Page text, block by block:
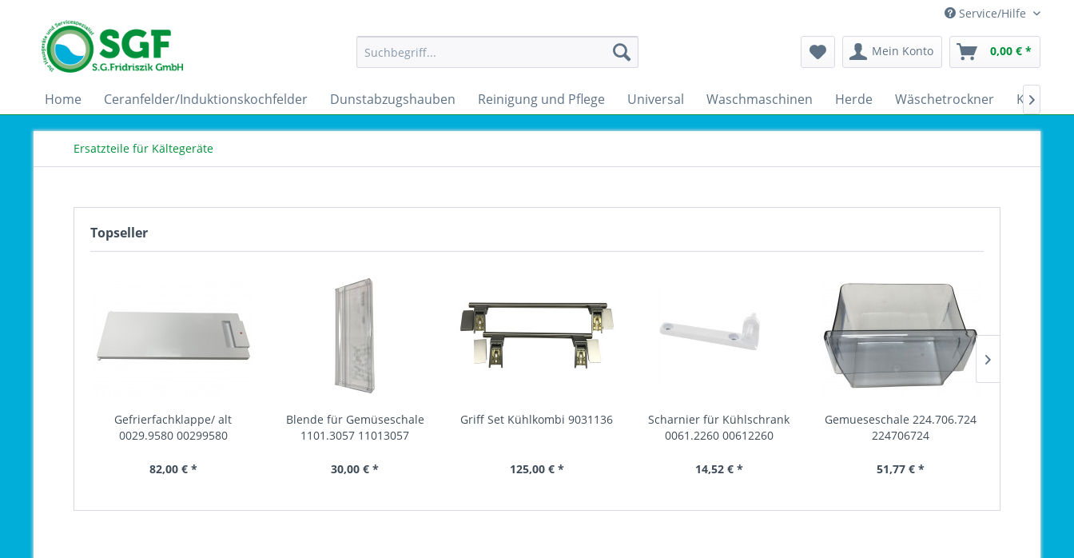
Service/Hilfe
Mein Konto 0,00 € *
Home Ceranfelder/Induktionskochfelder Dunstabzugshauben Reinigung und Pflege Universal Waschmaschinen Herde Wäschetrockner 
Ersatzteile für Kältegeräte
Topseller
Gefrierfachklappe/ alt
0029.9580 00299580
82,00 € *
Blende für Gemüseschale
1101.3057 11013057
30,00 € *
Griff Set Kühlkombi 9031136
125,00 € *
Scharnier für Kühlschrank
0061.2260 00612260
14,52 € *
Gemueseschale 224.706.724
224706724
51,77 € *